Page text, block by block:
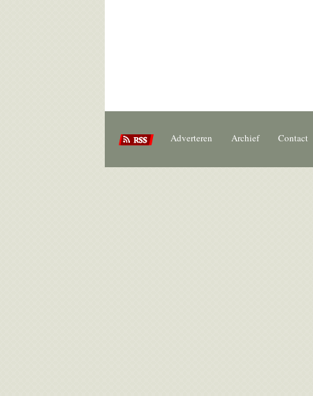
Adverteren Archief Contact